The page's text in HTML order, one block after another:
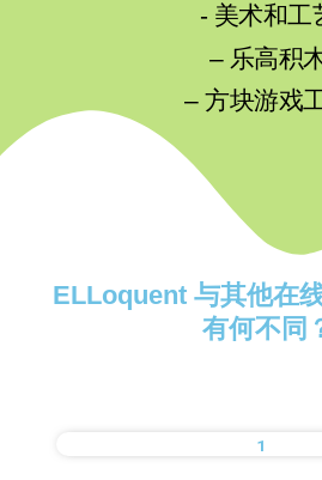
- 美术和工
– 乐高积
– 方块游戏
ELLoquent 与其他在
有何不同
1